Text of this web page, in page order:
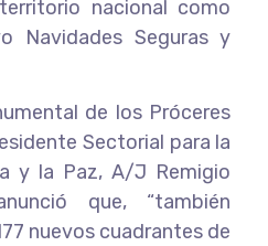
nacional como
Navidades Seguras y
de los Próceres
Sectorial para la
y la Paz, A/J Remigio
que, “también
nuevos cuadrantes de